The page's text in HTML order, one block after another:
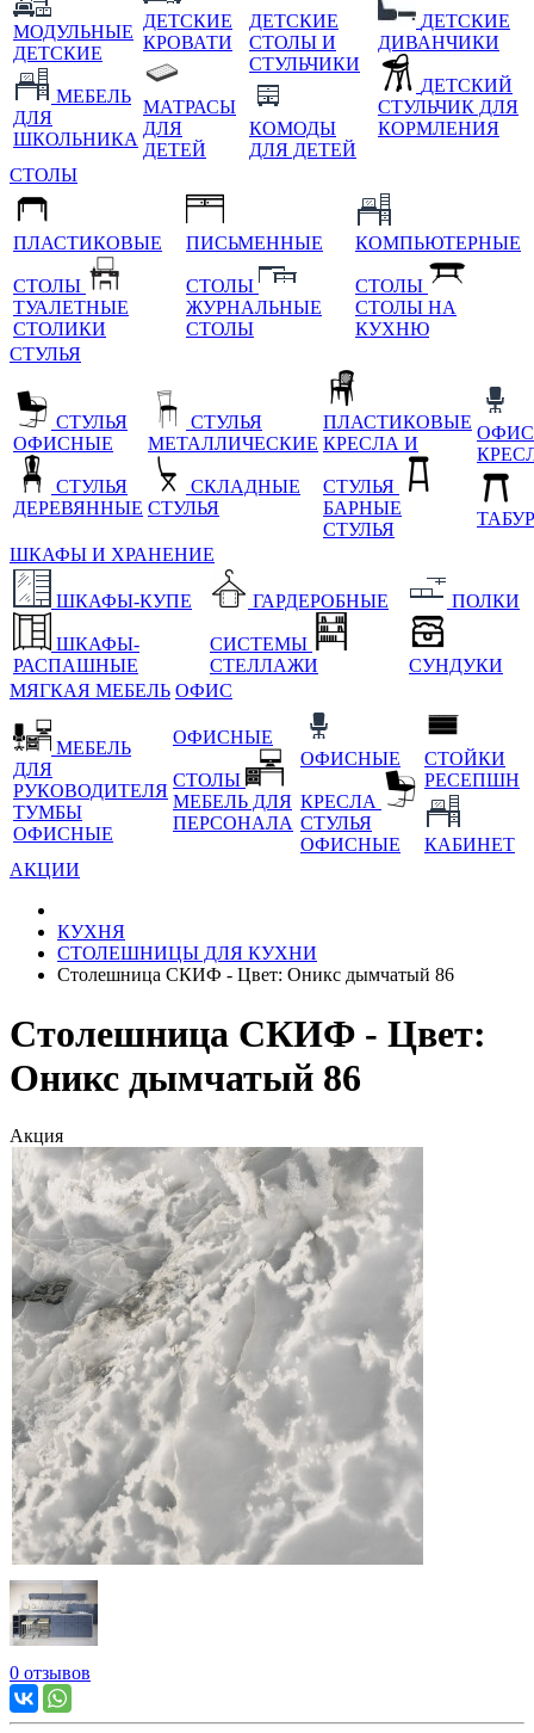
МОДУЛЬНЫЕ
ДЕТСКИЕ
МЕБЕЛЬ
ДЛЯ
ШКОЛЬНИКА
ДЕТСКИЕ
КРОВАТИ
МАТРАСЫ
ДЛЯ
ДЕТЕЙ
ДЕТСКИЕ
СТОЛЫ И
СТУЛЬЧИКИ
КОМОДЫ
ДЛЯ ДЕТЕЙ
ДЕТСКИЕ
ДИВАНЧИКИ
ДЕТСКИЙ
СТУЛЬЧИК ДЛЯ
КОРМЛЕНИЯ
СТОЛЫ
ПЛАСТИКОВЫЕ
СТОЛЫ
ТУАЛЕТНЫЕ
СТОЛИКИ
ПИСЬМЕННЫЕ
СТОЛЫ
ЖУРНАЛЬНЫЕ
СТОЛЫ
КОМПЬЮТЕРНЫЕ
СТОЛЫ
СТОЛЫ НА
КУХНЮ
СТУЛЬЯ
СТУЛЬЯ
ОФИСНЫЕ
СТУЛЬЯ
ДЕРЕВЯННЫЕ
СТУЛЬЯ
МЕТАЛЛИЧЕСКИЕ
СКЛАДНЫЕ
СТУЛЬЯ
ПЛАСТИКОВЫЕ
КРЕСЛА И
СТУЛЬЯ
БАРНЫЕ
СТУЛЬЯ
ШКАФЫ И ХРАНЕНИЕ
ШКАФЫ-КУПЕ
ШКАФЫ-
РАСПАШНЫЕ
ГАРДЕРОБНЫЕ
СИСТЕМЫ
СТЕЛЛАЖИ
ПОЛКИ
СУНДУКИ
МЯГКАЯ МЕБЕЛЬ ОФИС
МЕБЕЛЬ
ДЛЯ
РУКОВОДИТЕЛЯ
ТУМБЫ
ОФИСНЫЕ
ОФИСНЫЕ
СТОЛЫ
МЕБЕЛЬ ДЛЯ
ПЕРСОНАЛА
ОФИСНЫЕ
КРЕСЛА
СТУЛЬЯ
ОФИСНЫЕ
СТОЙКИ
РЕСЕПШН
КАБИНЕТ
АКЦИИ
КУХНЯ
СТОЛЕШНИЦЫ ДЛЯ КУХНИ
Столешница СКИФ - Цвет: Оникс дымчатый 86
Столешница СКИФ - Цвет:
Оникс дымчатый 86
Акция
0 отзывов